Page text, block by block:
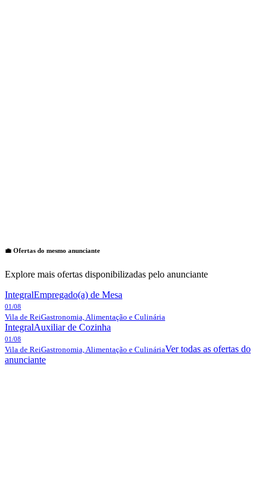
💼 Ofertas do mesmo anunciante
Explore mais ofertas disponibilizadas pelo anunciante
IntegralEmpregado(a) de Mesa
01/08
Vila de ReiGastronomia, Alimentação e Culinária
IntegralAuxiliar de Cozinha
01/08
Vila de ReiGastronomia, Alimentação e CulináriaVer todas as ofertas do
anunciante